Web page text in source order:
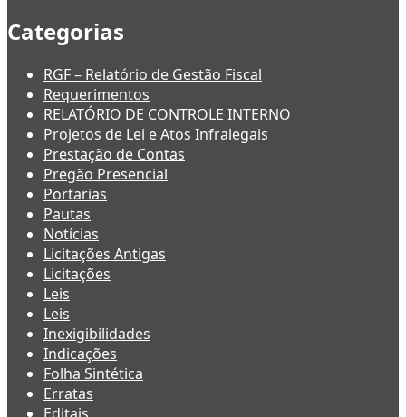
Categorias
RGF – Relatório de Gestão Fiscal
Requerimentos
RELATÓRIO DE CONTROLE INTERNO
Projetos de Lei e Atos Infralegais
Prestação de Contas
Pregão Presencial
Portarias
Pautas
Notícias
Licitações Antigas
Licitações
Leis
Leis
Inexigibilidades
Indicações
Folha Sintética
Erratas